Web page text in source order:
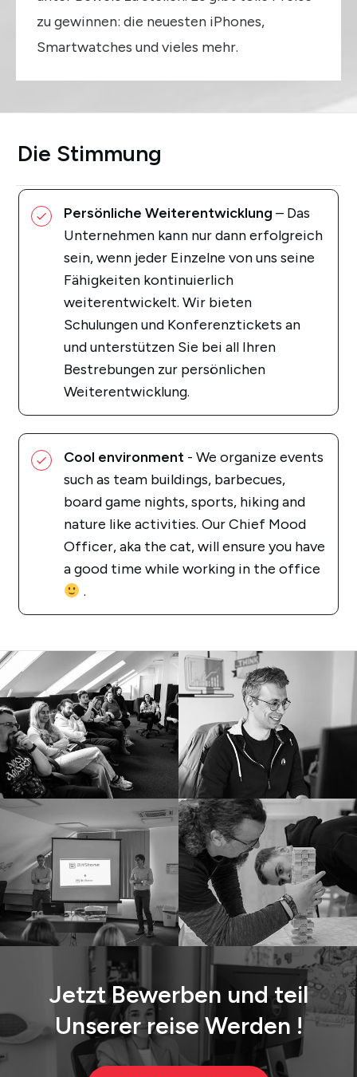
zu gewinnen: die neuesten iPhones,
Smartwatches und vieles mehr.
Die Stimmung
Persönliche Weiterentwicklung – Das
Unternehmen kann nur dann erfolgreich
sein, wenn jeder Einzelne von uns seine
Fähigkeiten kontinuierlich
weiterentwickelt. Wir bieten
Schulungen und Konferenztickets an
und unterstützen Sie bei all Ihren
Bestrebungen zur persönlichen
Weiterentwicklung.
Cool environment - We organize events
such as team buildings, barbecues,
board game nights, sports, hiking and
nature like activities. Our Chief Mood
Officer, aka the cat, will ensure you have
a good time while working in the office
.
Jetzt Bewerben und teil
UnsererreiseWerden !